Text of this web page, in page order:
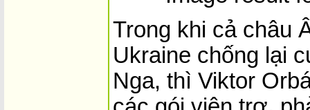
Trong khi cả châu
Ukraine chống lại
Nga, thì Viktor